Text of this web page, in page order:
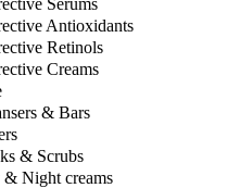
Antioxidants
Retinols
Creams
& Bars
& Scrubs
& Night creams